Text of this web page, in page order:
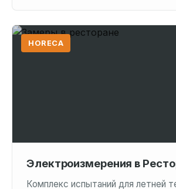
HORECA
Электроизмерения в
Комплекс испытаний для летней